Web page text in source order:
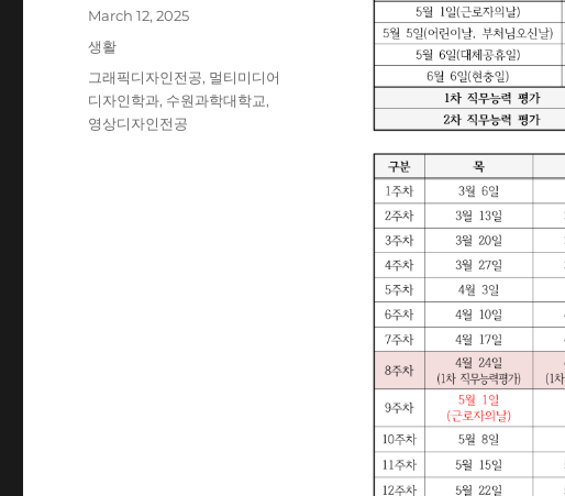
Posted
on
March 12, 2025
Categories
생활
Tags
그래픽디자인전공, 멀티미디어
디자인학과, 수원과학대학교,
영상디자인전공